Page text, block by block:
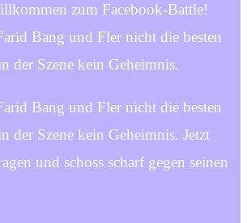
zum Facebook-Battle!
Bang und Fler nicht die besten
der Szene kein Geheimnis.
Bang und Fler nicht die besten
der Szene kein Geheimnis. Jetzt
und schoss scharf gegen seinen